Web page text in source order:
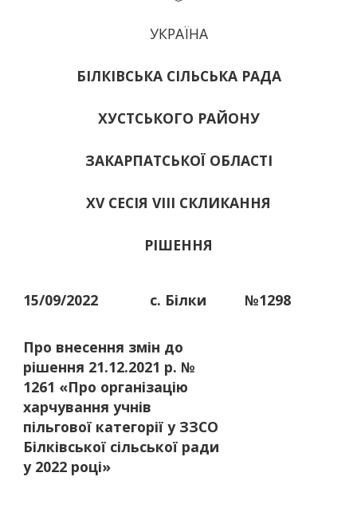
УКРАЇНА
БІЛКІВСЬКА СІЛЬСЬКА РАДА
ХУСТСЬКОГО РАЙОНУ
ЗАКАРПАТСЬКОЇ ОБЛАСТІ
ХV СЕСІЯ VIII СКЛИКАННЯ
РІШЕННЯ
15/09/2022 с. Білки №1298
Про внесення змін до
рішення 21.12.2021 р. №
1261 «Про організацію
харчування учнів
пільгової категорії у ЗЗСО
Білківської сільської ради
у 2022 році»